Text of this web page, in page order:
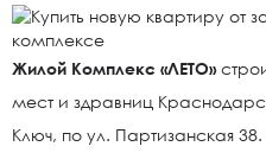
Жилой Комплекс «ЛЕТО»
мест и здравниц
Ключ, по ул. Партизанская